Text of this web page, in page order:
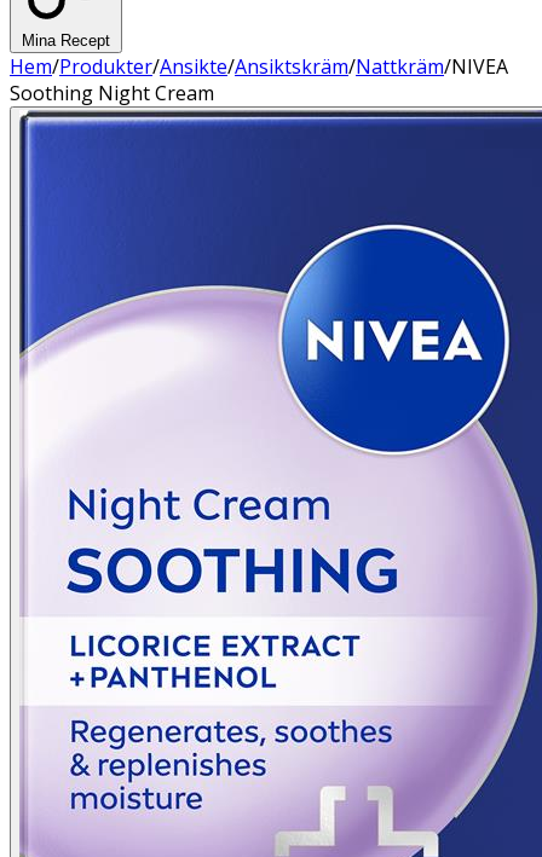
Mina Recept
Hem/Produkter/Ansikte/Ansiktskräm/Nattkräm/NIVEA
Soothing Night Cream